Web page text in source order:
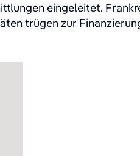
eingeleitet.
trügen zur